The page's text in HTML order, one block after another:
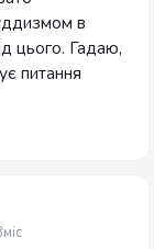
в
цього. Гадаю,
питання